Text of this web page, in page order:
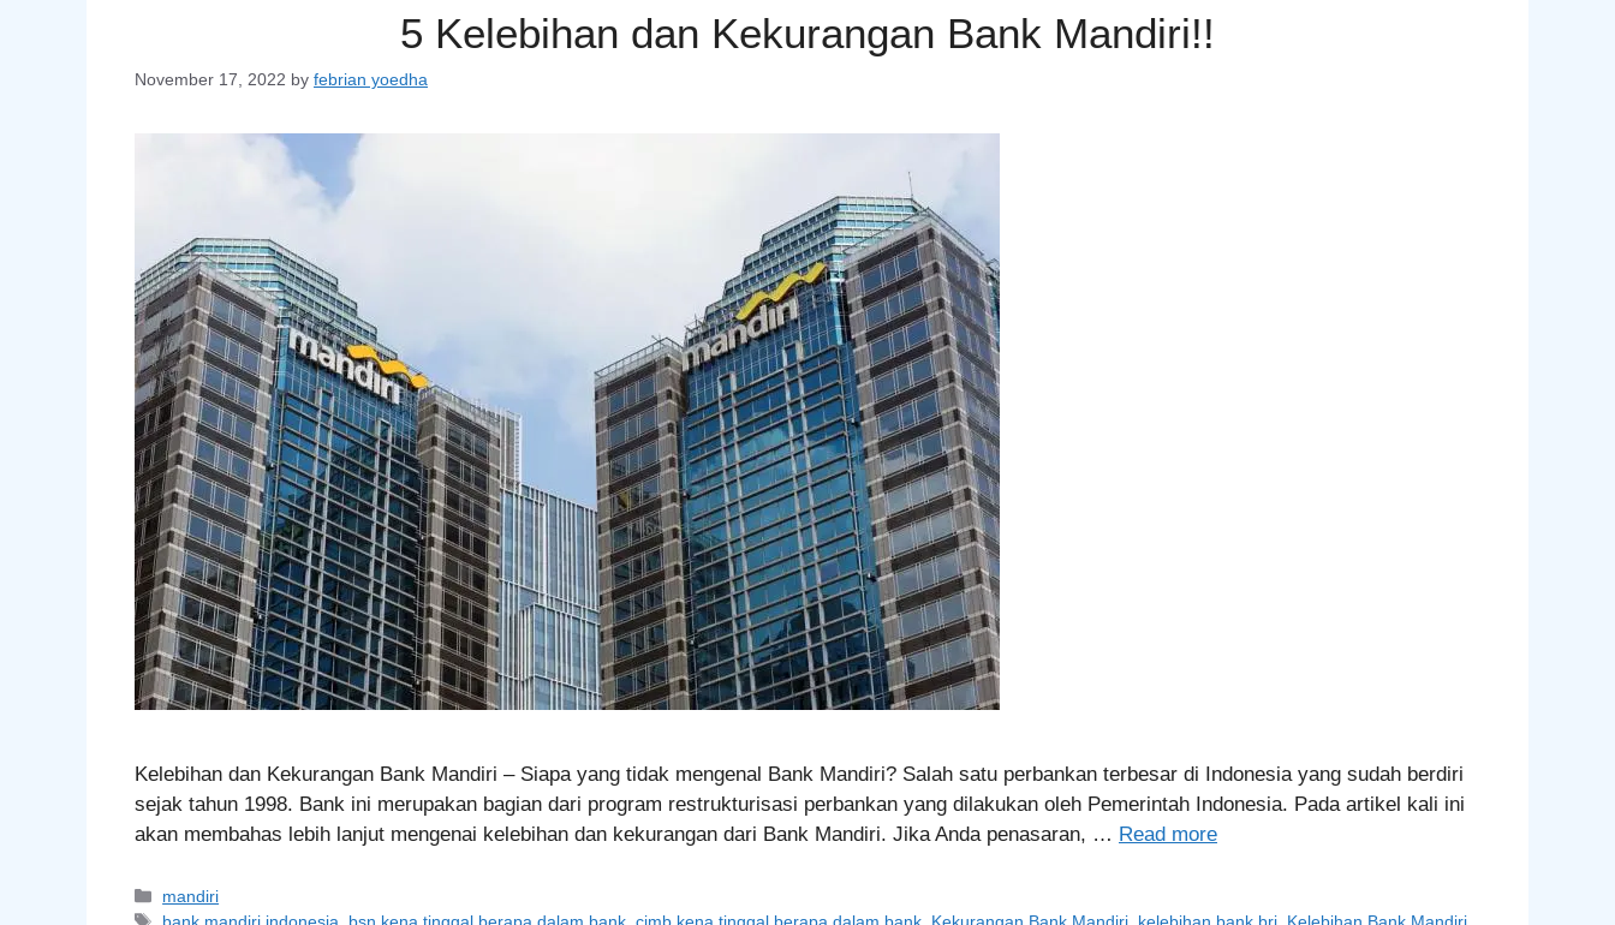
5 Kelebihan dan Kekurangan Bank Mandiri!!
November 17, 2022 by febrian yoedha
Kelebihan dan Kekurangan Bank Mandiri – Siapa yang tidak mengenal Bank Mandiri? Salah satu perbankan terbesar di Indonesia yang sudah berdiri
sejak tahun 1998. Bank ini merupakan bagian dari program restrukturisasi perbankan yang dilakukan oleh Pemerintah Indonesia. Pada artikel kali ini
akan membahas lebih lanjut mengenai kelebihan dan kekurangan dari Bank Mandiri. Jika Anda penasaran, … Read more
Categories
mandiri
Tags